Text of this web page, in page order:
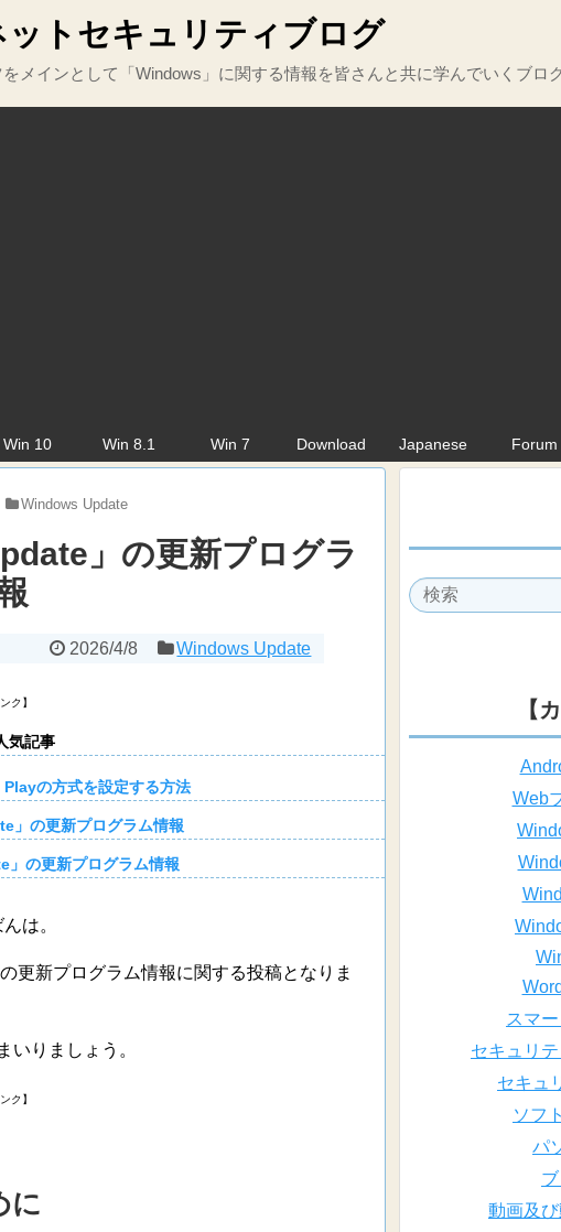
ットセキュリティブログ
メインとして「Windows」に関する情報を皆さんと共に学んでいくブロ
Win 10 Win 8.1 Win 7 Download Japanese Forum
Windows Update
」の更新プログラ
2026/4/8 Windows Update
ク】
気記事
の方式を設定する方法
」の更新プログラム情報
の更新プログラム情報
は。
更新プログラム情報に関する投稿となりま
いりましょう。
ク】
に
【
Web
スマ
セキュリ
セキュ
ソフ
パ
動画及